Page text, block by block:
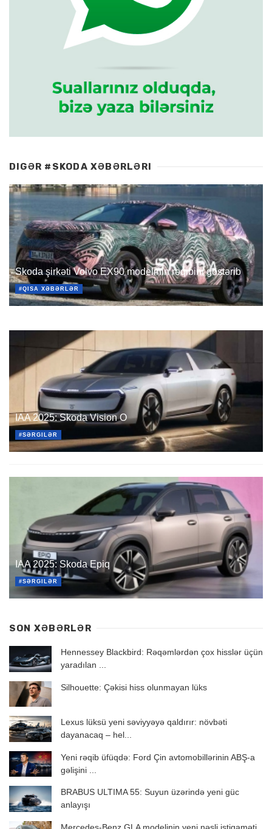
DIGƏR #SKODA XƏBƏRLƏRI
Skoda şirkəti Volvo EX90 modelinin rəqibini göstərib
#QISA XƏBƏRLƏR
IAA 2025: Skoda Vision O
#SƏRGILƏR
IAA 2025: Skoda Epiq
#SƏRGILƏR
SON XƏBƏRLƏR
Hennessey Blackbird: Rəqəmlərdən çox hisslər üçün
yaradılan ...
Silhouette: Çəkisi hiss olunmayan lüks
Lexus lüksü yeni səviyyəyə qaldırır: növbəti
dayanacaq – hel...
Yeni rəqib üfüqdə: Ford Çin avtomobillərinin ABŞ-a
gəlişini ...
BRABUS ULTIMA 55: Suyun üzərində yeni güc
anlayışı
Mercedes-Benz GLA modelinin yeni nəsli istiqaməti